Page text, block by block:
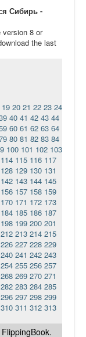
Сибирь -
8 or
the last
19 20 21 22 23 24
40 41 42 43 44
60 61 62 63 64
80 81 82 83 84
100 101 102 103
114 115 116 117
128 129 130 131
142 143 144 145
156 157 158 159
170 171 172 173
184 185 186 187
198 199 200 201
212 213 214 215
226 227 228 229
240 241 242 243
254 255 256 257
268 269 270 271
282 283 284 285
296 297 298 299
310 311 312 313